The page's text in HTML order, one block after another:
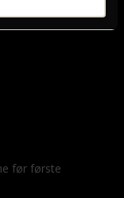
før første